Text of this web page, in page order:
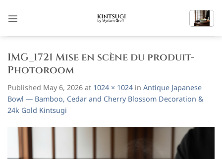
IMG_1721 Mise en scène du produit-
Photoroom
Published May 6, 2026 at 1024 × 1024 in Antique Japanese
Bowl — Bamboo, Cedar and Cherry Blossom Decoration &
24k Gold Kintsugi